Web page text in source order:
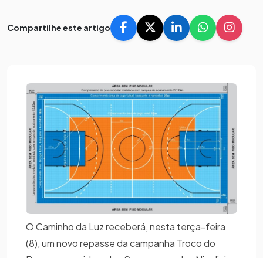
Compartilhe este artigo
O Caminho da Luz receberá, nesta terça-feira
(8), um novo repasse da campanha Troco do